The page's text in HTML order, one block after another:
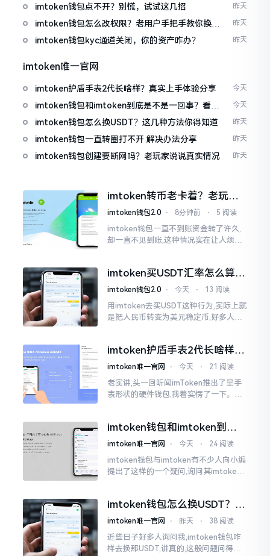
imtoken钱包点不开？别慌，试试这几招 昨天
imtoken钱包怎么改权限？老用户手把手教你换主
人
昨天
imtoken钱包kyc通道关闭，你的资产咋办？ 昨天
imtoken唯一官网
imtoken护盾手表2代长啥样？真实上手体验分享 今天
imtoken钱包和imtoken到底是不是一回事？看完
就懂了
今天
imtoken钱包怎么换USDT？这几种方法你得知道 昨天
imtoken钱包一直转圈打不开 解决办法分享 昨天
imtoken钱包创建要断网吗？老玩家说说真实情况 昨天
imtoken转币老卡着？老玩家
教你几招搞定
imtoken钱包2.0 ⋅ 8分钟前 ⋅ 5 阅读
imtoken钱包一直不到账资金转了许久,
却一直不见到账,这种情况实在让人烦躁,
热锅上的蚂蚁,慌乱无措。
imtoken买USDT汇率怎么算？
几点买最划算
imtoken钱包2.0 ⋅ 今天 ⋅ 13 阅读
用imtoken去买USDT这种行为,实际上就
是把人民币转变为美元稳定币,好多人在
低的状况
imtoken护盾手表2代长啥样？
真实上手体验分享
imtoken唯一官网 ⋅ 今天 ⋅ 21 阅读
老实讲,头一回听闻imToken推出了呈手
表形状的硬件钱包,我着实愣了一下。在c
imtoken钱包和imtoken到底
是不是一回事？看完就懂了
imtoken唯一官网 ⋅ 今天 ⋅ 24 阅读
imtoken钱包与imtoken有不少人向小编
提出了这样的一个疑问,询问其imtoken
同一个物品
imtoken钱包怎么换USDT？这
几种方法你得知道
imtoken唯一官网 ⋅ 昨天 ⋅ 38 阅读
近些日子好多人询问我,imtoken钱包咋
样去换那USDT,讲真的,这般问题问得很